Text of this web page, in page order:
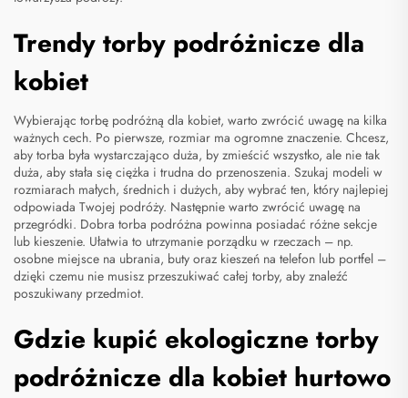
Trendy torby podróżnicze dla
kobiet
Wybierając torbę podróżną dla kobiet, warto zwrócić uwagę na kilka
ważnych cech. Po pierwsze, rozmiar ma ogromne znaczenie. Chcesz,
aby torba była wystarczająco duża, by zmieścić wszystko, ale nie tak
duża, aby stała się ciężka i trudna do przenoszenia. Szukaj modeli w
rozmiarach małych, średnich i dużych, aby wybrać ten, który najlepiej
odpowiada Twojej podróży. Następnie warto zwrócić uwagę na
przegródki. Dobra torba podróżna powinna posiadać różne sekcje
lub kieszenie. Ułatwia to utrzymanie porządku w rzeczach – np.
osobne miejsce na ubrania, buty oraz kieszeń na telefon lub portfel –
dzięki czemu nie musisz przeszukiwać całej torby, aby znaleźć
poszukiwany przedmiot.
Gdzie kupić ekologiczne torby
podróżnicze dla kobiet hurtowo